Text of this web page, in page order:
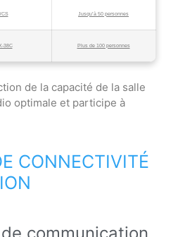
Jusqu’à 50 personnes
38C Plus de 100 personnes
de la capacité de la salle
optimale et participe à
CONNECTIVITÉ